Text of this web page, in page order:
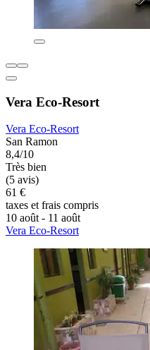
Vera Eco-Resort
Vera Eco-Resort
San Ramon
8,4/10
Très bien
(5 avis)
61 €
taxes et frais compris
10 août - 11 août
Vera Eco-Resort